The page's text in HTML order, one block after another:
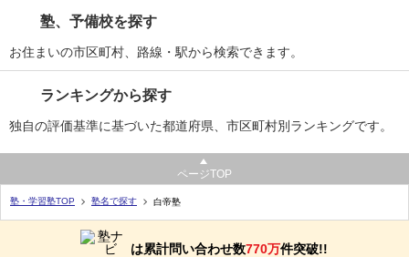
塾、予備校を探す
お住まいの市区町村、路線・駅から検索できます。
ランキングから探す
独自の評価基準に基づいた都道府県、市区町村別ランキングです。
ページTOP
塾・学習塾TOP 塾名で探す 白帝塾
は累計問い合わせ数770万件突破!!